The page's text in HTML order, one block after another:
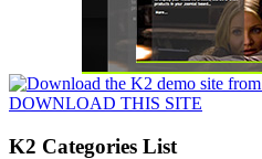
DOWNLOAD THIS SITE
K2 Categories List